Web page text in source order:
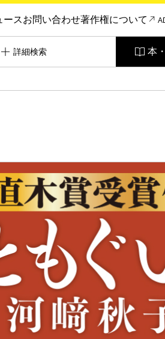
ースお問い合わせ著作権について
詳細検索 本